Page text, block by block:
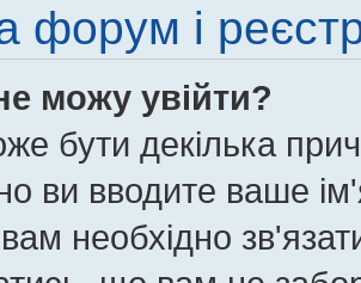
форум і
можу увійти?
бути декілька
ви вводите ваше
вам необхідно